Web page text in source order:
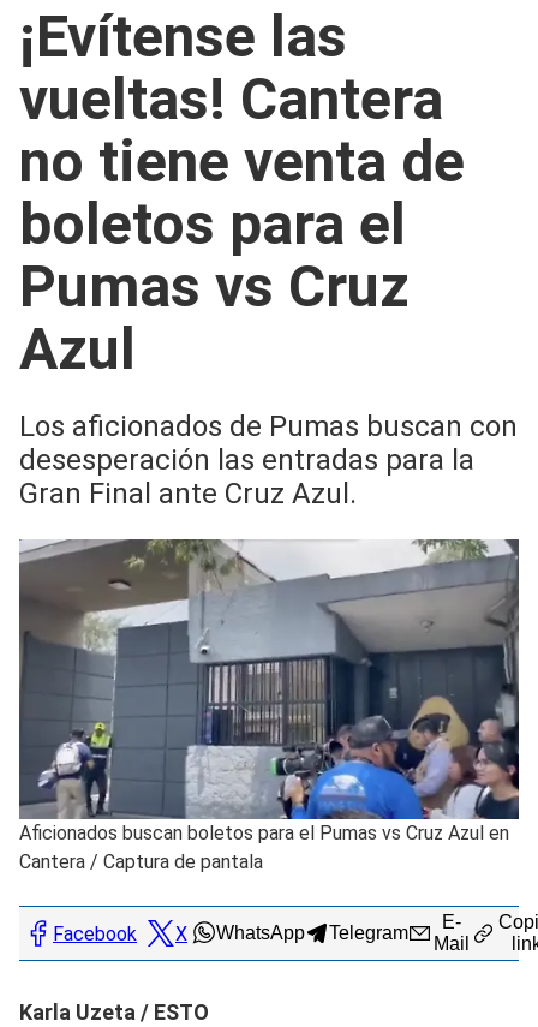
¡Evítense las
vueltas! Cantera
no tiene venta de
boletos para el
Pumas vs Cruz
Azul
Los aficionados de Pumas buscan con
desesperación las entradas para la
Gran Final ante Cruz Azul.
Aficionados buscan boletos para el Pumas vs Cruz Azul en
Cantera / Captura de pantala
Facebook X WhatsApp Telegram
E-
Mail
Karla Uzeta / ESTO